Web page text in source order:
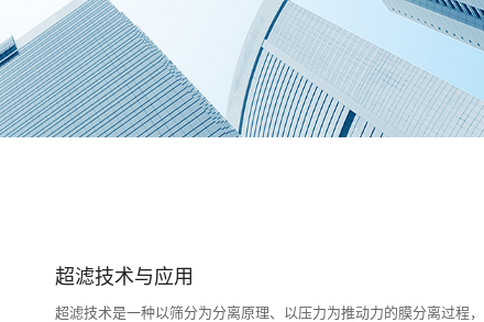
超滤技术与应用
超滤技术是一种以筛分为分离原理、以压力为推动力的膜分离过程